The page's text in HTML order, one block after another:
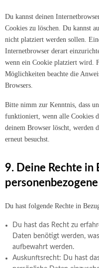
Du kannst deinen
Cookies zu löschen. Du kannst
nicht platziert werden sollen.
Internetbrowser derart
wenn ein Cookie platziert wird.
Möglichkeiten beachte die
Browsers.
Bitte nimm zur Kenntnis, dass
funktioniert, wenn alle Cookies
deinem Browser löscht, werden
erneut besuchst.
9. Deine Rechte in
Du hast folgende Rechte in
Du hast das Recht zu
Daten benötigt werden,
aufbewahrt werden.
Auskunftsrecht: Du hast